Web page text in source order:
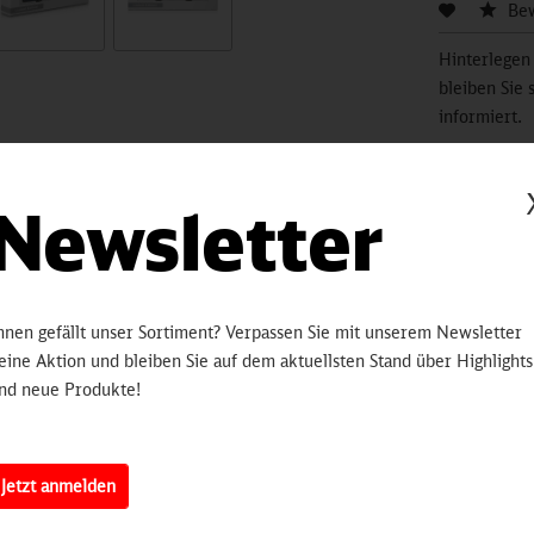
Hinterlegen
bleiben Sie
informiert.
Lion’s City Stadtbus; umfangreich bedruckt im Integritätsbus-
gefällt unser Sortiment? Verpassen Sie mit unserem Newsletter
Aktion und bleiben Sie auf dem aktuellsten Stand über Highlights
neue Produkte!
Jetzt anmelden